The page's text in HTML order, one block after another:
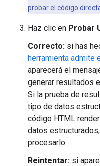
probar el código
Haz clic en Probar
Correcto: si has
herramienta admite
aparecerá el
generar resultados
Si la prueba de
tipo de datos
código HTML
datos
procesarlo.
Reintentar: si